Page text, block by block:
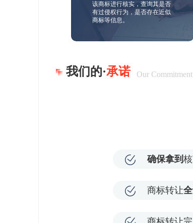
该商标进行核实，查询其是否
有过侵权行为，是否存在近似
商标等信息。
我们的·承诺 Our Commitment
确保拿到
商标转让